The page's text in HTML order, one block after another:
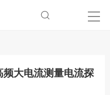
频大电流测量电流探